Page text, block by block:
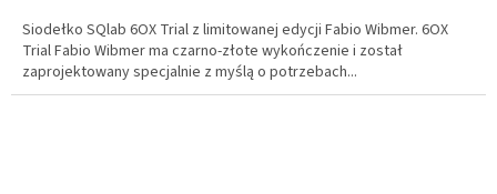
Siodełko SQlab 6OX Trial z limitowanej edycji Fabio Wibmer. 6OX
Trial Fabio Wibmer ma czarno-złote wykończenie i został
zaprojektowany specjalnie z myślą o potrzebach...